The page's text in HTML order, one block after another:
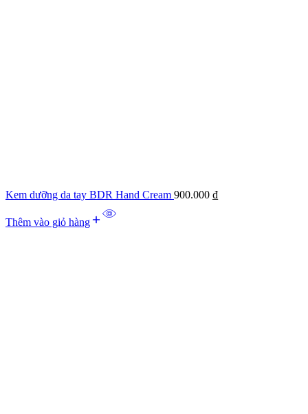
Kem dưỡng da tay BDR Hand Cream 900.000 ₫
Thêm vào giỏ hàng